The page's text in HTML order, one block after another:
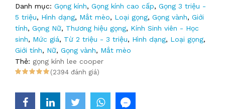
Danh mục: Gọng kính, Gọng kính cao cấp, Gọng 3 triệu -
5 triệu, Hình dạng, Mắt mèo, Loại gọng, Gọng vành, Giới
tính, Gọng Nữ, Thương hiệu gọng, Kính Sinh viên - Học
sinh, Mức giá, Từ 2 triệu - 3 triệu, Hình dạng, Loại gọng,
Giới tính, Nữ, Gọng vành, Mắt mèo
Thẻ: gọng kính lee cooper
(2394 đánh giá)